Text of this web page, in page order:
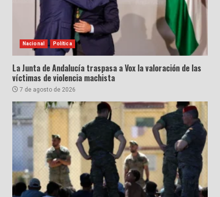
Nacional Política
La Junta de Andalucía traspasa a Vox la valoración de las
víctimas de violencia machista
7 de agosto de 2026